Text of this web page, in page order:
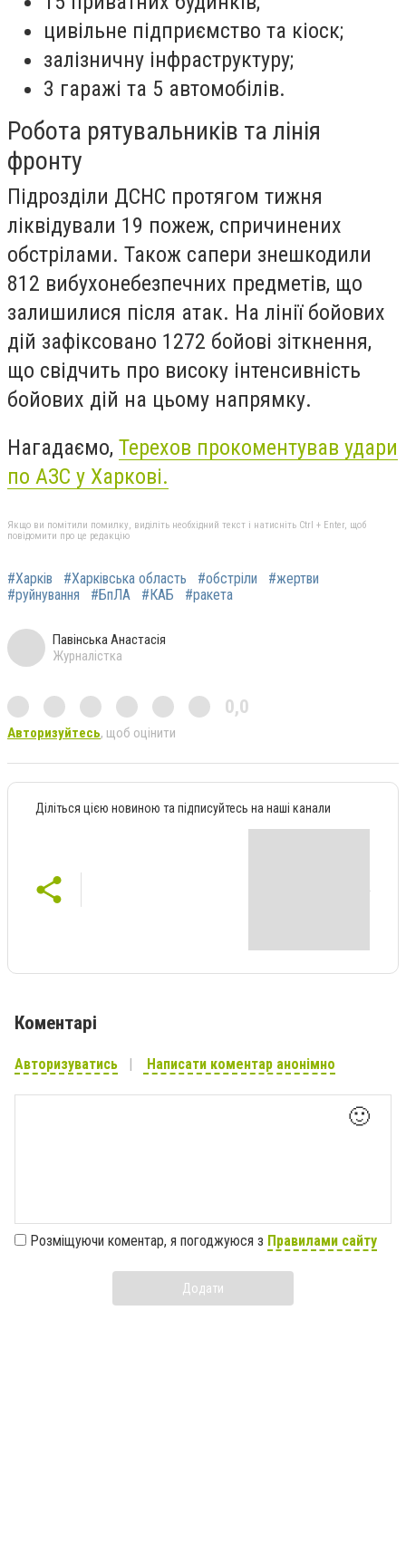
цивільне підприємство та кіоск;
залізничну інфраструктуру;
3 гаражі та 5 автомобілів.
Робота рятувальників та лінія
фронту
Підрозділи ДСНС протягом тижня
ліквідували 19 пожеж, спричинених
обстрілами. Також сапери знешкодили
812 вибухонебезпечних предметів, що
залишилися після атак. На лінії бойових
дій зафіксовано 1272 бойові зіткнення,
що свідчить про високу інтенсивність
бойових дій на цьому напрямку.
Нагадаємо, Терехов прокоментував удари
по АЗС у Харкові.
Якщо ви помітили помилку, виділіть необхідний текст і натисніть Ctrl + Enter, щоб
повідомити про це редакцію
#Харків #Харківська область #обстріли
#жертви
#руйнування
#БпЛА #КАБ #ракета
Павінська Анастасія
Журналістка
0,0
Авторизуйтесь, щоб оцінити
Діліться цією новиною та підписуйтесь на наші канали
Коментарі
Авторизуватись Написати коментар анонімно
🙂
Розміщуючи коментар, я погоджуюся з Правилами сайту
Додати